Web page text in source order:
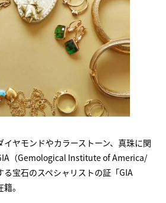
ヤモンドやカラーストーン、真珠に関
（Gemological Institute of America/
宝石のスペシャリストの証「GIA
。